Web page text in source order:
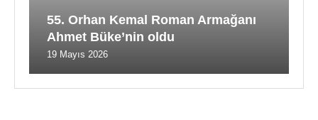
55. Orhan Kemal Roman Armağanı
Ahmet Büke’nin oldu
19 Mayıs 2026